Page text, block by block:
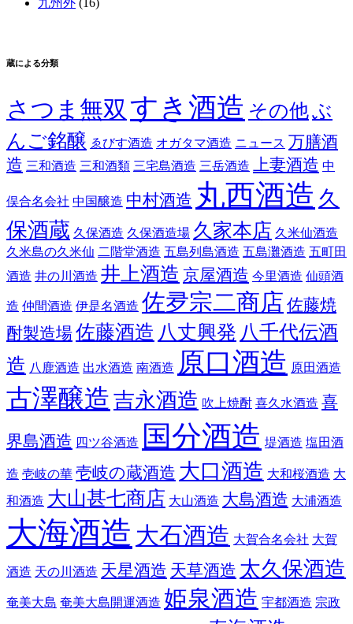
蔵による分類
さつま無双 すき酒造 その他ぶ
んご銘醸 ゑびす酒造 オガタマ酒造 ニュース 万膳酒
造 三和酒造 三和酒類 三宅島酒造 三岳酒造 上妻酒造 中
俣合名会社 中国醸造 中村酒造 丸西酒造 久
保酒蔵 久保酒造 久保酒造場 久家本店 久米仙酒造
久米島の久米仙 二階堂酒造 五島列島酒造 五島灘酒造 五町田
酒造 井の川酒造 井上酒造 京屋酒造 今里酒造 仙頭酒
造 仲間酒造 伊是名酒造 佐夛宗二商店 佐藤焼
酎製造場佐藤酒造 八丈興発 八千代伝酒
造 八鹿酒造 出水酒造 南酒造 原口酒造 原田酒造
古澤醸造 吉永酒造 吹上焼酎 喜久水酒造 喜
界島酒造 四ツ谷酒造 国分酒造 堤酒造 塩田酒
造 壱岐の華 壱岐の蔵酒造 大口酒造 大和桜酒造 大
和酒造 大山甚七商店 大山酒造 大島酒造 大浦酒造
大海酒造 大石酒造 大賀合名会社 大賀
酒造 天の川酒造 天星酒造 天草酒造 太久保酒造
奄美大島 奄美大島開運酒造 姫泉酒造 宇都酒造 宗政